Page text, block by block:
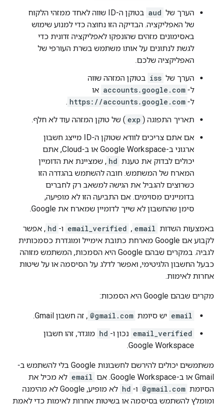
הערך של aud
בטוקן ה-ID שווה לאחד ממזהי הלקוח
של האפליקציה. הבדיקה הזו נחוצה כדי למנוע שימוש
באסימונים מזהים שהונפקו לאפליקציה זדונית כדי
לגשת לנתונים על אותו משתמש בשרת העורפי של
האפליקציה שלכם.
הערך של iss בטוקן המזהה שווה
ל- accounts.google.com או
ל- https://accounts.google.com
.
תאריך התפוגה ( exp ) של טוקן המזהה עוד לא חלף.
אם אתם צריכים לוודא שטוקן ה-ID מייצג חשבון
ארגוני ב-Google Workspace או ב-Cloud, אתם
יכולים לבדוק את טענת hd , שמציינת את הדומיין
המארח של המשתמש. חובה להשתמש בהגדרה הזו
כשרוצים להגביל את הגישה למשאב רק לחברים
בדומיינים מסוימים. אם התביעה הזו לא מופיעה,
סימן שהחשבון לא שייך לדומיין שמארח את Google.
באמצעות השדות email
,
email_verified ו- hd , אפשר
לקבוע אם Google מארחת כתובת אימייל ומוגדרת כסמכותית
לגביה. במקרים שבהם Google היא הסמכות, המשתמש מזוהה
כבעל החשבון הלגיטימי, ואפשר לדלג על הסיסמה או על שיטות
אחרות לאימות.
מקרים שבהם Google היא הסמכות:
email יש סיומת @gmail.com , זה חשבון Gmail.
email_verified נכון ו- hd מוגדר, זהו חשבון
Google Workspace.
משתמשים יכולים להירשם לחשבונות Google בלי להשתמש ב-
Gmail או ב-Google Workspace. אם
email לא מכיל את
הסיומת @gmail.com ו- hd
לא מופיע, Google לא מהימנה
ומומלץ להשתמש בסיסמה או בשיטות אחרות לאימות כדי לאמת